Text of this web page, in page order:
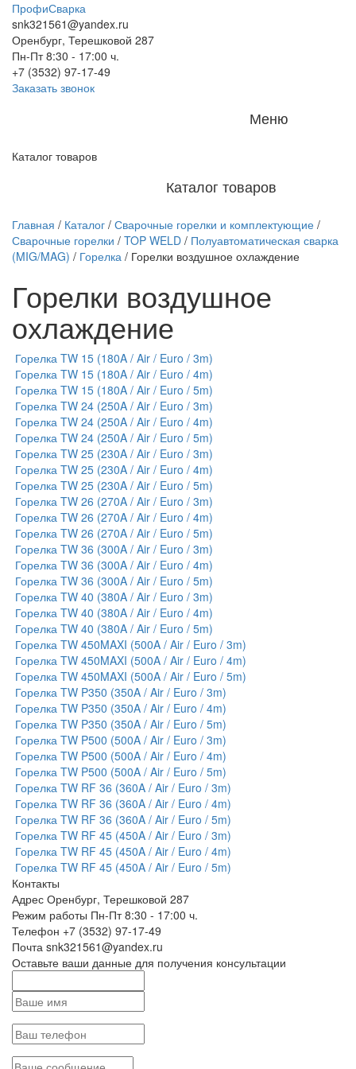
ПрофиСварка
snk321561@yandex.ru
Оренбург, Терешковой 287
Пн-Пт 8:30 - 17:00 ч.
+7 (3532) 97-17-49
Заказать звонок
Меню
Каталог товаров
Каталог товаров
Главная / Каталог / Сварочные горелки и комплектующие /
Сварочные горелки / TOP WELD / Полуавтоматическая сварка
(MIG/MAG) / Горелка / Горелки воздушное охлаждение
Горелки воздушное
охлаждение
Горелка TW 15 (180A / Air / Euro / 3m)
Горелка TW 15 (180A / Air / Euro / 4m)
Горелка TW 15 (180A / Air / Euro / 5m)
Горелка TW 24 (250A / Air / Euro / 3m)
Горелка TW 24 (250A / Air / Euro / 4m)
Горелка TW 24 (250A / Air / Euro / 5m)
Горелка TW 25 (230A / Air / Euro / 3m)
Горелка TW 25 (230A / Air / Euro / 4m)
Горелка TW 25 (230A / Air / Euro / 5m)
Горелка TW 26 (270A / Air / Euro / 3m)
Горелка TW 26 (270A / Air / Euro / 4m)
Горелка TW 26 (270A / Air / Euro / 5m)
Горелка TW 36 (300A / Air / Euro / 3m)
Горелка TW 36 (300A / Air / Euro / 4m)
Горелка TW 36 (300A / Air / Euro / 5m)
Горелка TW 40 (380A / Air / Euro / 3m)
Горелка TW 40 (380A / Air / Euro / 4m)
Горелка TW 40 (380A / Air / Euro / 5m)
Горелка TW 450MAXI (500A / Air / Euro / 3m)
Горелка TW 450MAXI (500A / Air / Euro / 4m)
Горелка TW 450MAXI (500A / Air / Euro / 5m)
Горелка TW P350 (350A / Air / Euro / 3m)
Горелка TW P350 (350A / Air / Euro / 4m)
Горелка TW P350 (350A / Air / Euro / 5m)
Горелка TW P500 (500A / Air / Euro / 3m)
Горелка TW P500 (500A / Air / Euro / 4m)
Горелка TW P500 (500A / Air / Euro / 5m)
Горелка TW RF 36 (360A / Air / Euro / 3m)
Горелка TW RF 36 (360A / Air / Euro / 4m)
Горелка TW RF 36 (360A / Air / Euro / 5m)
Горелка TW RF 45 (450A / Air / Euro / 3m)
Горелка TW RF 45 (450A / Air / Euro / 4m)
Горелка TW RF 45 (450A / Air / Euro / 5m)
Контакты
Адрес Оренбург, Терешковой 287
Режим работы Пн-Пт 8:30 - 17:00 ч.
Телефон +7 (3532) 97-17-49
Почта snk321561@yandex.ru
Оставьте ваши данные для получения консультации